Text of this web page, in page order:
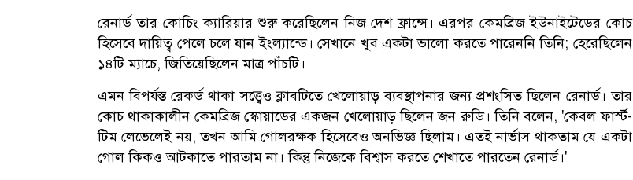
রেনার্ড তার কোচিং ক্যারিয়ার শুরু করেছিলেন নিজ দেশ ফ্রান্সে। এরপর কেমব্রিজ ইউনাইটেডের কোচ
হিসেবে দায়িত্ব পেলে চলে যান ইংল্যান্ডে। সেখানে খুব একটা ভালো করতে পারেননি তিনি; হেরেছিলেন
১৪টি ম্যাচে, জিতিয়েছিলেন মাত্র পাঁচটি।
এমন বিপর্যস্ত রেকর্ড থাকা সত্ত্বেও ক্লাবটিতে খেলোয়াড় ব্যবস্থাপনার জন্য প্রশংসিত ছিলেন রেনার্ড। তার
কোচ থাকাকালীন কেমব্রিজ স্কোয়াডের একজন খেলোয়াড় ছিলেন জন রুডি। তিনি বলেন, 'কেবল ফার্স্ট-
টিম লেভেলেই নয়, তখন আমি গোলরক্ষক হিসেবেও অনভিজ্ঞ ছিলাম। এতই নার্ভাস থাকতাম যে একটা
গোল কিকও আটকাতে পারতাম না। কিন্তু নিজেকে বিশ্বাস করতে শেখাতে পারতেন রেনার্ড।'